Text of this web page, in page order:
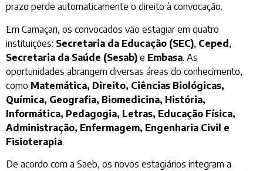
prazo perde automaticamente o direito à convocação.
Em Camaçari, os convocados vão estagiar em quatro
instituições: Secretaria da Educação (SEC), Ceped,
Secretaria da Saúde (Sesab) e Embasa. As
oportunidades abrangem diversas áreas do conhecimento,
como Matemática, Direito, Ciências Biológicas,
Química, Geografia, Biomedicina, História,
Informática, Pedagogia, Letras, Educação Física,
Administração, Enfermagem, Engenharia Civil e
Fisioterapia.
De acordo com a Saeb, os novos estagiários integram a